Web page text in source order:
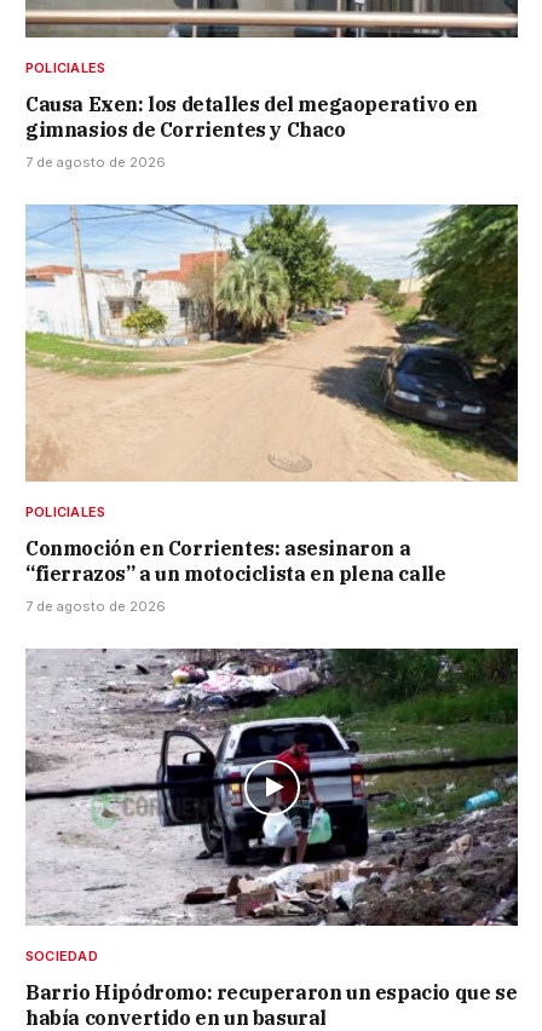
POLICIALES
Causa Exen: los detalles del megaoperativo en
gimnasios de Corrientes y Chaco
7 de agosto de 2026
POLICIALES
Conmoción en Corrientes: asesinaron a
“fierrazos” a un motociclista en plena calle
7 de agosto de 2026
SOCIEDAD
Barrio Hipódromo: recuperaron un espacio que se
había convertido en un basural